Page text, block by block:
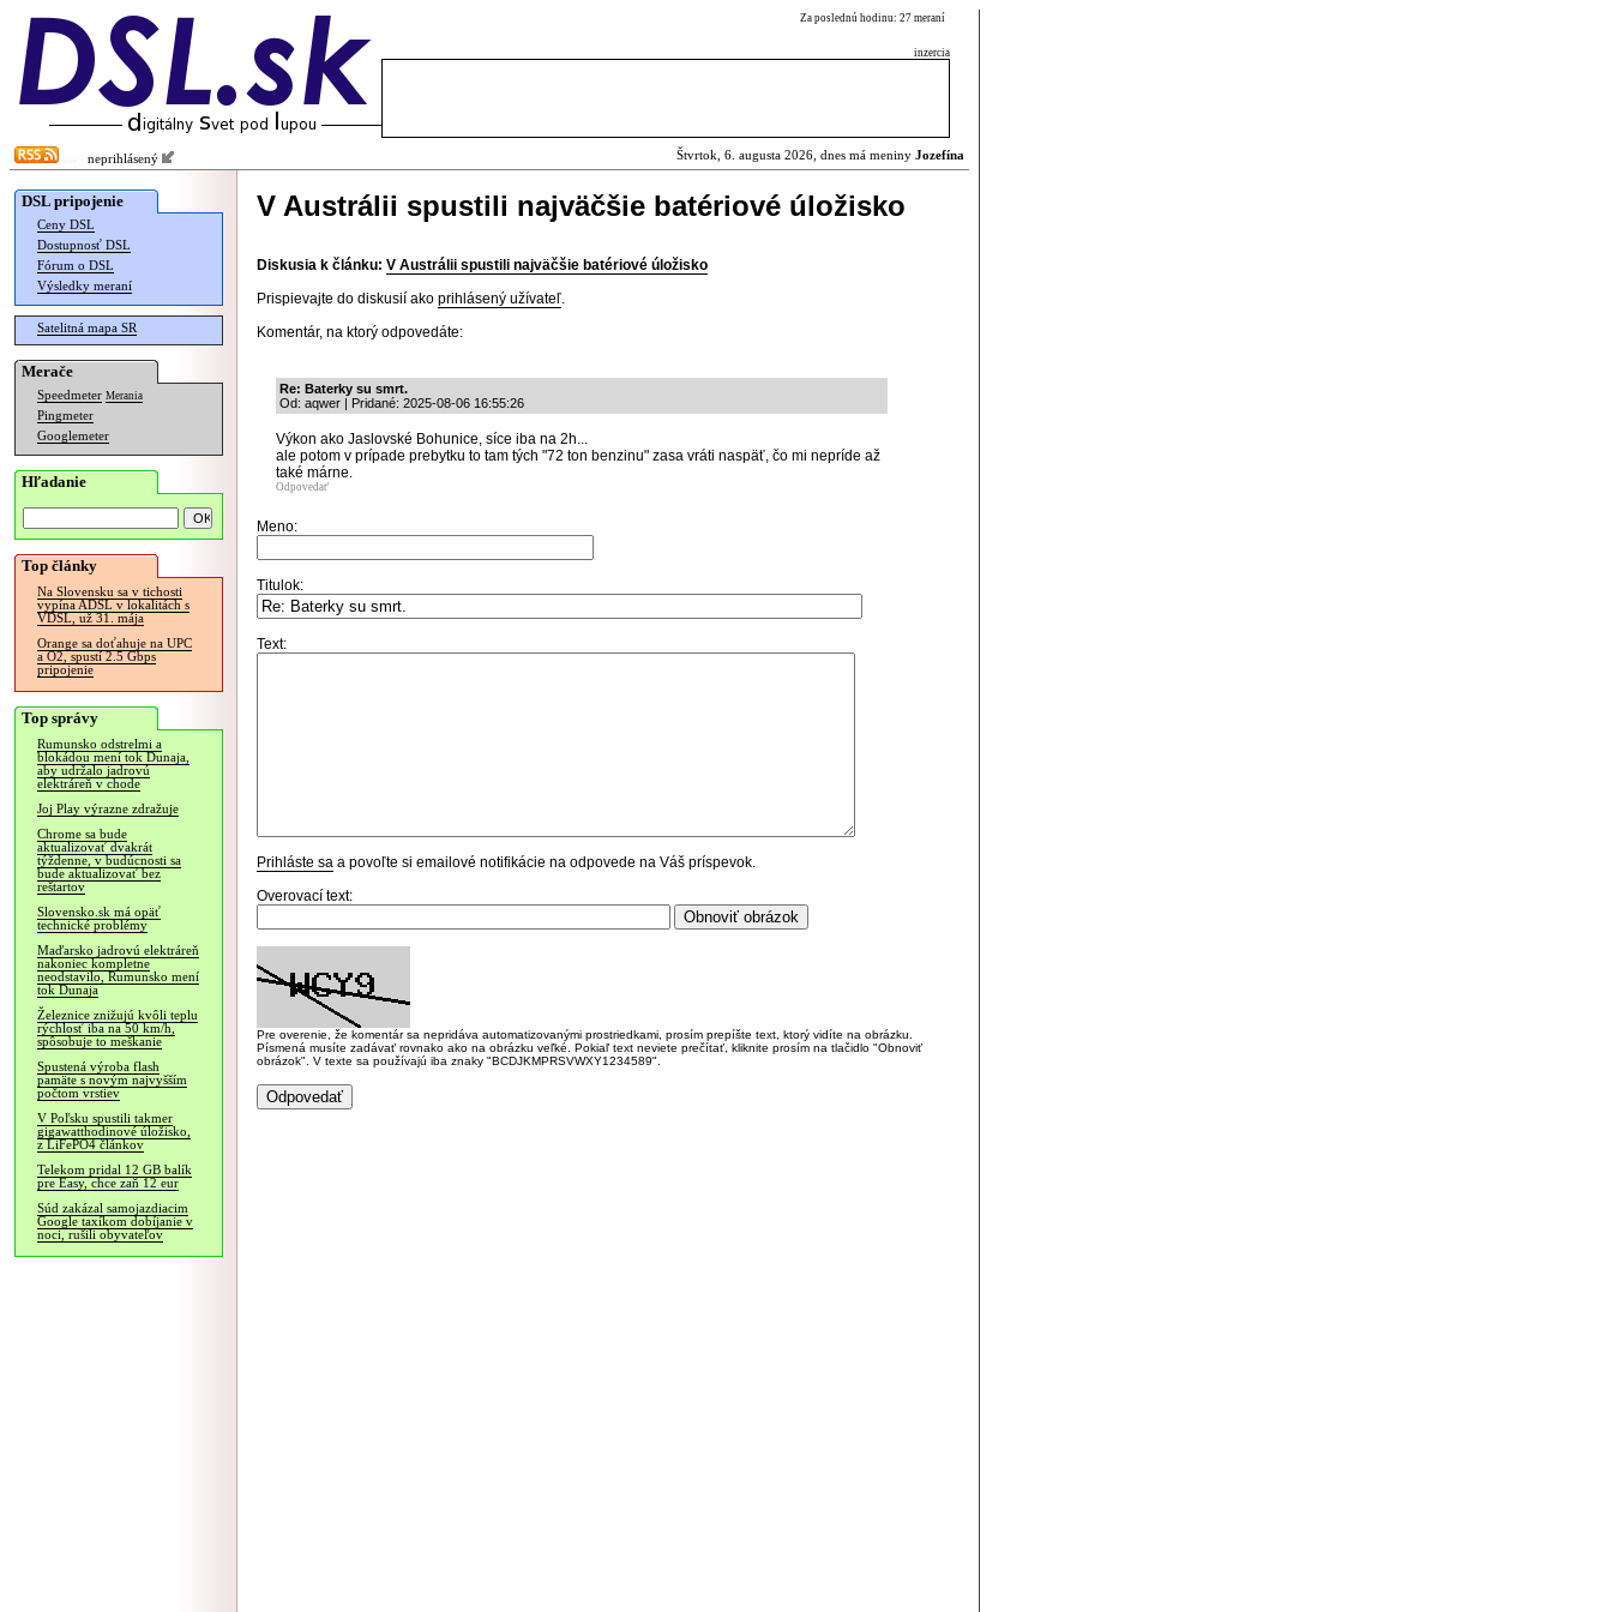
Za poslednú hodinu: 27 meraní
inzercia
neprihlásený Štvrtok, 6. augusta 2026, dnes má meniny Jozefína
DSL pripojenie
Ceny DSL
Dostupnosť DSL
Fórum o DSL
Výsledky meraní
Satelitná mapa SR
Merače
Speedmeter Merania
Pingmeter
Googlemeter
Hľadanie
Top články
Na Slovensku sa v tichosti
vypína ADSL v lokalitách s
VDSL, už 31. mája
Orange sa doťahuje na UPC
a O2, spustí 2.5 Gbps
pripojenie
Top správy
Rumunsko odstrelmi a
blokádou mení tok Dunaja,
aby udržalo jadrovú
elektráreň v chode
Joj Play výrazne zdražuje
Chrome sa bude
aktualizovať dvakrát
týždenne, v budúcnosti sa
bude aktualizovať bez
reštartov
Slovensko.sk má opäť
technické problémy
Maďarsko jadrovú elektráreň
nakoniec kompletne
neodstavilo, Rumunsko mení
tok Dunaja
Železnice znižujú kvôli teplu
rýchlosť iba na 50 km/h,
spôsobuje to meškanie
Spustená výroba flash
pamäte s novým najvyšším
počtom vrstiev
V Poľsku spustili takmer
gigawatthodinové úložisko,
z LiFePO4 článkov
Telekom pridal 12 GB balík
pre Easy, chce zaň 12 eur
Súd zakázal samojazdiacim
Google taxíkom dobíjanie v
noci, rušili obyvateľov
V Austrálii spustili najväčšie batériové úložisko
Diskusia k článku: V Austrálii spustili najväčšie batériové úložisko
Prispievajte do diskusií ako prihlásený užívateľ.
Komentár, na ktorý odpovedáte:
Re: Baterky su smrt.
Od: aqwer | Pridané: 2025-08-06 16:55:26
Výkon ako Jaslovské Bohunice, síce iba na 2h...
ale potom v prípade prebytku to tam tých "72 ton benzinu" zasa vráti naspäť, čo mi nepríde až
také márne.
Odpovedať
Meno:
Titulok:
Text:
Prihláste sa a povoľte si emailové notifikácie na odpovede na Váš príspevok.
Overovací text:
Pre overenie, že komentár sa nepridáva automatizovanými prostriedkami, prosím prepíšte text, ktorý vidíte na obrázku.
Písmená musíte zadávať rovnako ako na obrázku veľké. Pokiaľ text neviete prečítať, kliknite prosím na tlačidlo "Obnoviť
obrázok". V texte sa používajú iba znaky "BCDJKMPRSVWXY1234589".